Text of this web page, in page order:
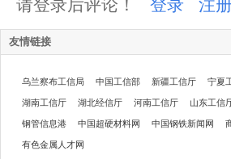
请登录后评论！ 登录 注
友情链接
乌兰察布工信局 中国工信部 新疆工信厅 宁夏
湖南工信厅 湖北经信厅 河南工信厅 山东工信
钢管信息港 中国超硬材料网 中国钢铁新闻网
有色金属人才网